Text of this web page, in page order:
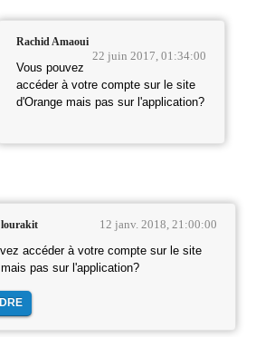
Rachid Amaoui
22 juin 2017, 01:34:00
Vous pouvez
accéder à votre compte sur le site
d'Orange mais pas sur l'application?
lourakit 12 janv. 2018, 21:00:00
accéder à votre compte sur le site
pas sur l'application?